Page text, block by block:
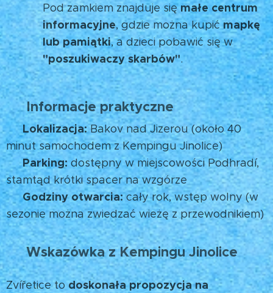
Pod zamkiem znajduje sięmałe centrum
informacyjne, gdzie można kupićmapkę
lub pamiątki, a dzieci pobawić się w
"poszukiwaczy skarbów". 🗺️
🕓Informacje praktyczne
📍Lokalizacja:Bakov nad Jizerou (około 40
minut samochodem z Kempingu Jinolice)
🚗Parking: dostępny w miejscowości Podhradí,
stamtąd krótki spacer na wzgórze
🕒Godziny otwarcia:cały rok, wstęp wolny (w
sezonie można zwiedzać wieżę z przewodnikiem)
💡Wskazówka z Kempingu Jinolice
Zvířetice todoskonała propozycja na